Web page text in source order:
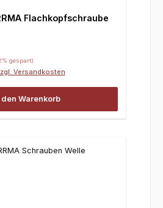
Flachkopfschraube
gespart)
Versandkosten
den Warenkorb